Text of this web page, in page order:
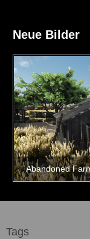
Neue Bilder
Tags